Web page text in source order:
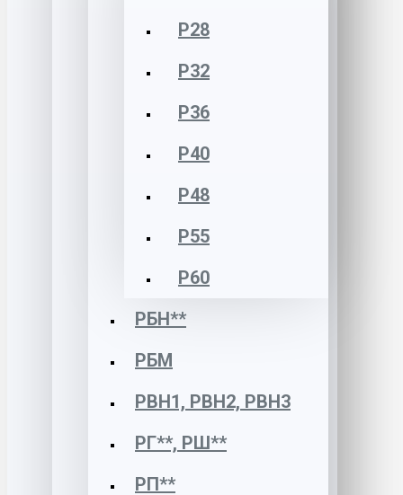
Р28
Р32
Р36
Р40
Р48
Р55
Р60
РБН**
РБМ
РВН1, РВН2, РВН3
РГ**, РШ**
РП**